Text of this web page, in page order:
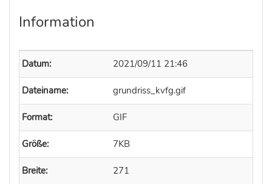
Information
Datum: 2021/09/11 21:46
Dateiname: grundriss_kvfg.gif
Format: GIF
Größe: 7KB
Breite: 271